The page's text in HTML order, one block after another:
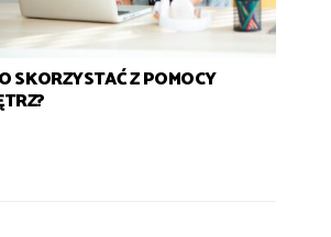
SKORZYSTAĆ Z POMOCY